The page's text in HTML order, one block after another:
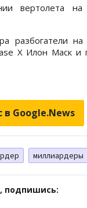
вертолета на
разбогатели
X Илон Маск и
в Google.News
миллиардеры
подпишись: